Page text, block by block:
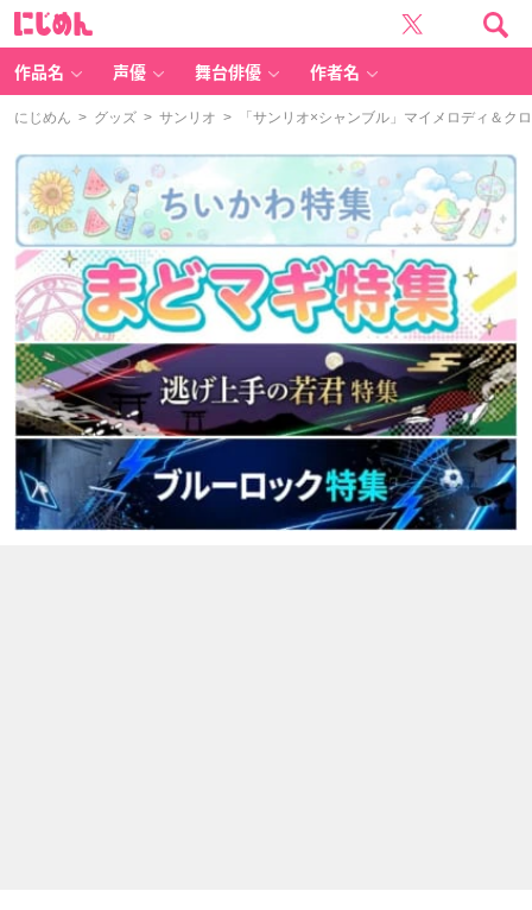
作品名 声優 舞台俳優 作者名
にじめん > グッズ > サンリオ > 「サンリオ×シャンブル」マイメロディ＆ク